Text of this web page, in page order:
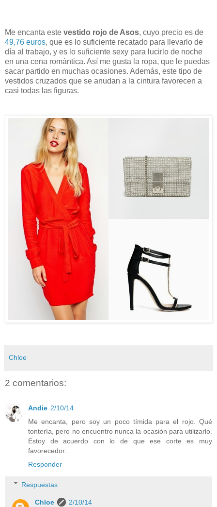
Me encanta este vestido rojo de Asos, cuyo precio es de
49,76 euros, que es lo suficiente recatado para llevarlo de
día al trabajo, y es lo suficiente sexy para lucirlo de noche
en una cena romántica. Así me gusta la ropa, que le puedas
sacar partido en muchas ocasiones. Además, este tipo de
vestidos cruzados que se anudan a la cintura favorecen a
casi todas las figuras.
Chloe
2 comentarios:
Andie 2/10/14
Me encanta, pero soy un poco tímida para el rojo. Qué
tontería, pero no encuentro nunca la ocasión para utilizarlo.
Estoy de acuerdo con lo de que ese corte es muy
favorecedor.
Responder
Respuestas
Chloe
2/10/14